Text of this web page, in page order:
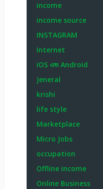
income
income source
INSTAGRAM
Internet
iOS এবং Android
Jeneral
krishi
life style
Marketplace
Micro Jobs
occupation
Offline income
Online Business